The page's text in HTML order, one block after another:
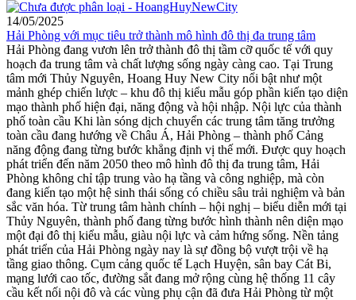
14/05/2025
Hải Phòng với mục tiêu trở thành mô hình đô thị đa trung tâm
Hải Phòng đang vươn lên trở thành đô thị tầm cỡ quốc tế với quy
hoạch đa trung tâm và chất lượng sống ngày càng cao. Tại Trung
tâm mới Thủy Nguyên, Hoang Huy New City nổi bật như một
mảnh ghép chiến lược – khu đô thị kiểu mẫu góp phần kiến tạo diện
mạo thành phố hiện đại, năng động và hội nhập. Nội lực của thành
phố toàn cầu Khi làn sóng dịch chuyển các trung tâm tăng trưởng
toàn cầu đang hướng về Châu Á, Hải Phòng – thành phố Cảng
năng động đang từng bước khẳng định vị thế mới. Được quy hoạch
phát triển đến năm 2050 theo mô hình đô thị đa trung tâm, Hải
Phòng không chỉ tập trung vào hạ tầng và công nghiệp, mà còn
đang kiến tạo một hệ sinh thái sống có chiều sâu trải nghiệm và bản
sắc văn hóa. Từ trung tâm hành chính – hội nghị – biểu diễn mới tại
Thủy Nguyên, thành phố đang từng bước hình thành nên diện mạo
một đại đô thị kiểu mẫu, giàu nội lực và cảm hứng sống. Nền tảng
phát triển của Hải Phòng ngày nay là sự đồng bộ vượt trội về hạ
tầng giao thông. Cụm cảng quốc tế Lạch Huyện, sân bay Cát Bi,
mạng lưới cao tốc, đường sắt đang mở rộng cùng hệ thống 11 cây
cầu kết nối nội đô và các vùng phụ cận đã đưa Hải Phòng từ một